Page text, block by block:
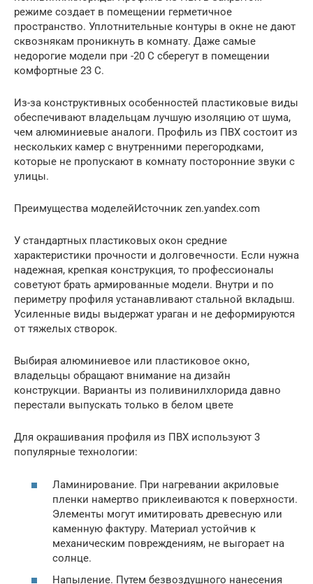
режиме создает в помещении герметичное
пространство. Уплотнительные контуры в окне не дают
сквознякам проникнуть в комнату. Даже самые
недорогие модели при -20 С сберегут в помещении
комфортные 23 С.
Из-за конструктивных особенностей пластиковые виды
обеспечивают владельцам лучшую изоляцию от шума,
чем алюминиевые аналоги. Профиль из ПВХ состоит из
нескольких камер с внутренними перегородками,
которые не пропускают в комнату посторонние звуки с
улицы.
Преимущества моделейИсточник zen.yandex.com
У стандартных пластиковых окон средние
характеристики прочности и долговечности. Если нужна
надежная, крепкая конструкция, то профессионалы
советуют брать армированные модели. Внутри и по
периметру профиля устанавливают стальной вкладыш.
Усиленные виды выдержат ураган и не деформируются
от тяжелых створок.
Выбирая алюминиевое или пластиковое окно,
владельцы обращают внимание на дизайн
конструкции. Варианты из поливинилхлорида давно
перестали выпускать только в белом цвете
Для окрашивания профиля из ПВХ используют 3
популярные технологии:
Ламинирование. При нагревании акриловые
пленки намертво приклеиваются к поверхности.
Элементы могут имитировать древесную или
каменную фактуру. Материал устойчив к
механическим повреждениям, не выгорает на
солнце.
Напыление. Путем безвоздушного нанесения